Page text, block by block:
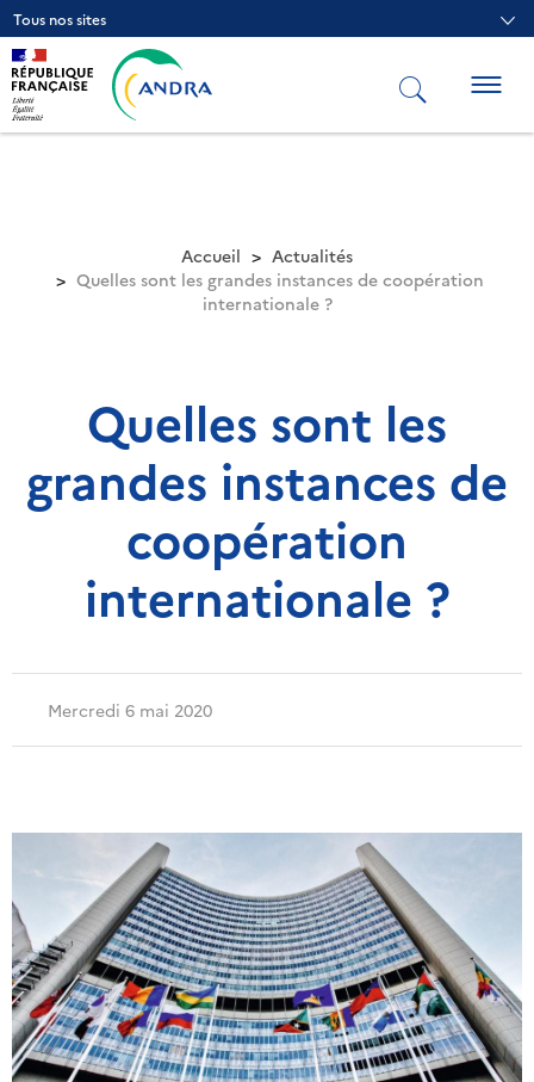
Aller
au
contenu
principal
Tous nos sites
Accueil
Actualités
Quelles sont les grandes instances de coopération
internationale ?
Quelles sont les
grandes instances de
coopération
internationale ?
Mercredi 6 mai 2020